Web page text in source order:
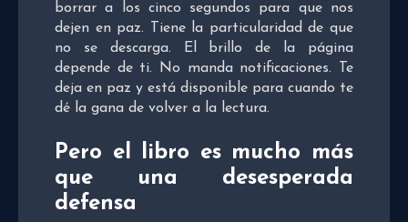
borrar a los cinco segundos para que nos
dejen en paz. Tiene la particularidad de que
no se descarga. El brillo de la página
depende de ti. No manda notificaciones. Te
deja en paz y está disponible para cuando te
dé la gana de volver a la lectura.
Pero el libro es mucho más
que una desesperada
defensa